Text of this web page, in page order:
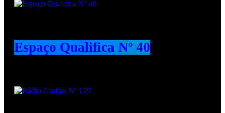
Espaço Qualifica Nº 40